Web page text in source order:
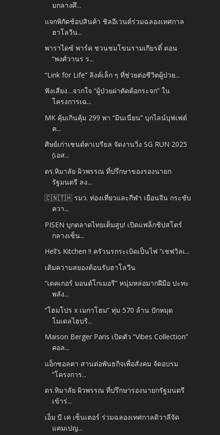
มกลางศึ...
แจกพิกัดช้อปสินค้า ชิลอีเวนต์ร่วมฉลองเทศกาล
ฮาโลวีน...
พาราไดซ์ พาร์ค ชวนชมโขนรามเกียรติ์ ตอน
“พงศ์วานร ร...
“Link for Life” ลิงค์เล็ก ๆ ที่ช่วยต่อชีวิตผู้ป่วย...
ฟังเสียง…จากใจ “ผู้ป่วยผ่าตัดต้อกระจก” ใน
โครงการเฉ...
MK คุ้มเกินคุ้ม 299 พา “มินเนี่ยน” บุกไลน์บุฟเฟต์
ค...
ศิษย์เก่าเซนต์คาเบรียล จัดงานวิ่ง SG RUN 2025
(เอส...
ดร.หิมาลัย ผิวพรรณ ที่ปรึกษาของรองนายก
รัฐมนตรี ลง...
🇨🇳🇹🇭 รมว. ท่องเที่ยวและกีฬา เยือนจีน กระชับ
ควา...
PISEN บุกตลาดไทยเต็มสูบ! เปิดแฟล็กชิปสโตร์
กลางเซ็น...
Hell’s Kitchen !! ครัวนรกระเบิดเป็นไฟ “เชฟวิลเ...
เติมความสยองต้อนรับฮาโลวีน
“เดคเกอร์ มอนต์โกเมอรี” หนุ่มหล่อมากฝีมือ ปะทะ
พลัง...
“โฮมโปร x เมกาโฮม” ทุ่ม 570 ล้าน ปักหมุด
โมเดลไฮบริ...
Maison Berger Paris เปิดตัว “Vibes Collection”
คอล...
แอ็กซอลตา สานต่อพันธกิจเพื่อสังคม จัดอบรม
“โครงการ...
ดร.หิมาลัย ผิวพรรณ ที่ปรึกษารองนายกรัฐมนตรี
เข้าร่...
เอ็ม บี เค เซ็นเตอร์ ร่วมฉลองเทศกาลดิวาลีจัด
แคมเปญ...